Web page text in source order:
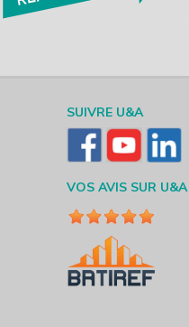
SUIVRE U&A
VOS AVIS SUR U&A